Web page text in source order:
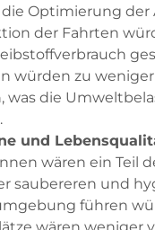
Optimierung
der Fahrten
würden zu weniger
was die
und
wären ein Teil
saubereren und
führen